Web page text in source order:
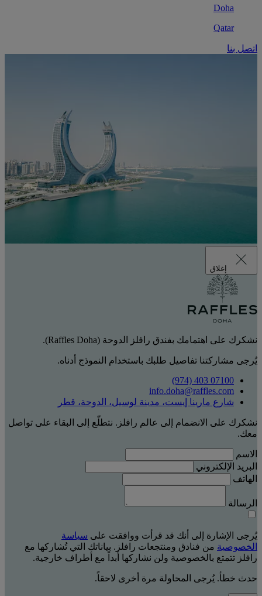
Doha
Qatar
اتصل بنا
إغلاق
نشكرك على اهتمامك بفندق رافلز الدوحة (Raffles Doha).
يُرجى مشاركتنا تفاصيل طلبك باستخدام النموذج أدناه.
‎(974) 403 07100‏
info.doha@raffles.com
شارع مارينا إيست، مدينة لوسيل، الدوحة، قطر
نشكرك على الانضمام إلى عالم رافلز. نتطلّع إلى البقاء على تواصل
معك.
الاسم
البريد الإلكتروني
الهاتف
الرسالة
يُرجى الإشارة إلى أنك قد قرأت ووافقت على سياسة
الخصوصية من فنادق ومنتجعات رافلز. بياناتك التي تُشاركها مع
رافلز تتمتع بالخصوصية ولن نشاركها أبداً مع أطراف خارجية.
حدث خطأ. يُرجى المحاولة مرة أخرى لاحقاً.